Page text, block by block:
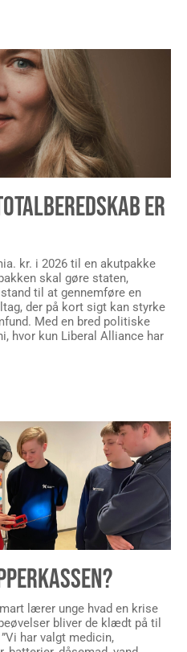
ER
kr. i 2026 til en akutpakke
skal gøre staten,
til at gennemføre en
der på kort sigt kan styrke
Med en bred politiske
hvor kun Liberal Alliance har
lærer unge hvad en krise
bliver de klædt på til
har valgt medicin,